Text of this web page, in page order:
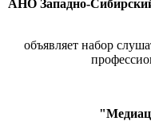
АНО Западно-
объявляет набор